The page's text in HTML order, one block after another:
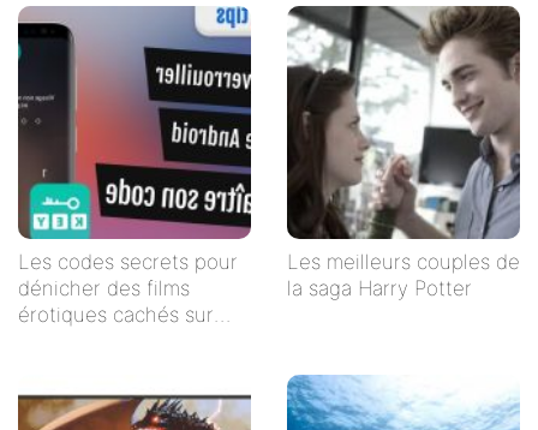
Les codes secrets pour
dénicher des films
érotiques cachés sur
Les meilleurs couples de
la saga Harry Potter